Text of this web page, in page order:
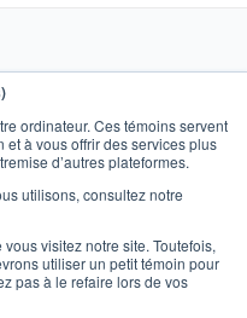
ordinateur. Ces témoins servent
à vous offrir des services plus
d’autres plateformes.
utilisons, consultez notre
visitez notre site. Toutefois,
utiliser un petit témoin pour
pas à le refaire lors de vos
EN